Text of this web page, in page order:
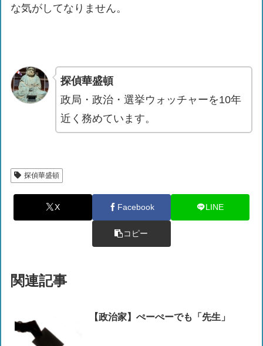
な気がしてなりません。
探偵華盛頓
政局・政治・選挙ウォッチャーを10年
近く務めています。
探偵華盛頓
X Facebook LINE
コピー
関連記事
【政治家】ぺーぺーでも「先生」